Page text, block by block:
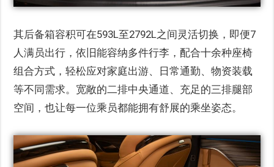
其后备箱容积可在593L至2792L之间灵活切换，即便7
人满员出行，依旧能容纳多件行李，配合十余种座椅
组合方式，轻松应对家庭出游、日常通勤、物资装载
等不同需求。宽敞的二排中央通道、充足的三排腿部
空间，也让每一位乘员都能拥有舒展的乘坐姿态。